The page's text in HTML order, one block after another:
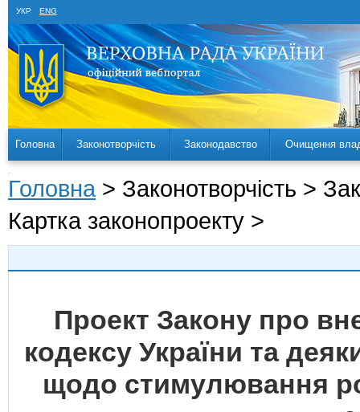
УКР ENG
Головна Законотворчість Законодавство Очищення
Головна > Законотворчість >
Картка законопроекту >
Проект Закону про
кодексу України та
щодо стимулювання